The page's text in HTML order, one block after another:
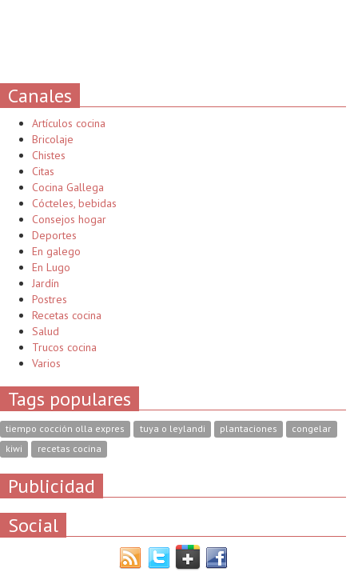
Canales
Artículos cocina
Bricolaje
Chistes
Citas
Cocina Gallega
Cócteles, bebidas
Consejos hogar
Deportes
En galego
En Lugo
Jardín
Postres
Recetas cocina
Salud
Trucos cocina
Varios
Tags populares
tiempo cocción olla expres tuya o leylandi plantaciones
congelar
kiwi
recetas cocina
Publicidad
Social